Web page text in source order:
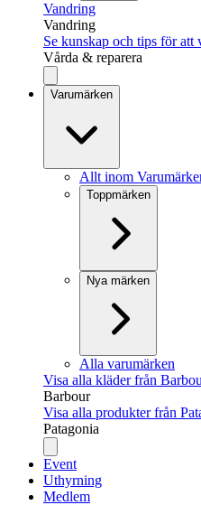
Vandring
Vandring
Se kunskap och tips för att
Vårda & reparera
Varumärken
Allt inom
Toppmärken
Nya märken
Alla varumärken
Visa alla kläder från
Barbour
Visa alla produkter från
Patagonia
Event
Uthyrning
Medlem